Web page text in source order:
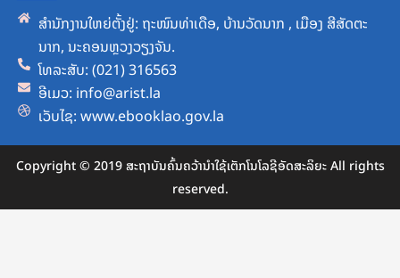
ສຳນັກງານໃຫຍ່ຕັ້ງຢູ່: ຖະໜົນທ່າເດືອ, ບ້ານວັດນາກ , ເມືອງ ສີສັດຕະ
ນາກ, ນະຄອນຫຼວງວຽງຈັນ.
ໂທລະສັບ: (021) 316563
ອີເມວ: info@arist.la
ເວັບໄຊ: www.ebooklao.gov.la
Copyright © 2019 ສະຖາບັນຄົ້ນຄວ້ານຳໃຊ້ເຕັກໂນໂລຊີອັດສະລິຍະ All rights
reserved.